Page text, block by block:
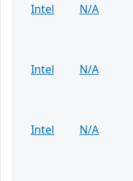
Intel
N/A
Intel
N/A
Intel
N/A